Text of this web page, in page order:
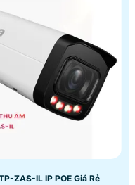
ZAS-IL IP POE Giá Rẻ